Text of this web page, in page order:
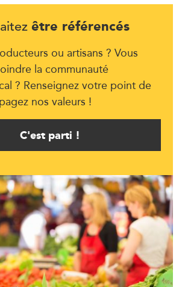
être référencés
ou artisans ? Vous
la communauté
? Renseignez votre point de
nos valeurs !
C'est parti !